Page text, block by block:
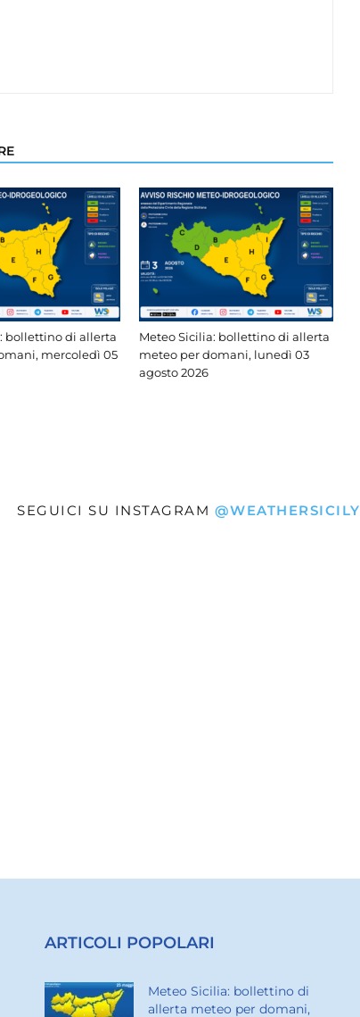
bollettino di allerta
mercoledì 05
Meteo Sicilia: bollettino di allerta
meteo per domani, lunedì 03
agosto 2026
SEGUICI SU INSTAGRAM @WEATHERSICILY
ARTICOLI POPOLARI
Meteo Sicilia: bollettino di
allerta meteo per domani,